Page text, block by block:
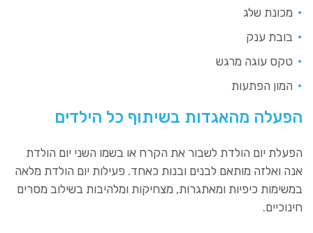
מכונת שלג
בובת ענק
טקס עוגה מרגש
המון הפתעות
הפעלה מהאגדות בשיתוף כל הילדים
הפעלת יום הולדת לשבור את הקרח או בשמו השני יום הולדת
אנה ואלזה מותאם לבנים ובנות כאחד. פעילות יום הולדת מלאה
במשימות כיפיות ומאתגרות, מצחיקות ומלהיבות בשילוב מסרים
חינוכיים.